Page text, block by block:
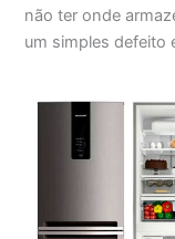
não ter onde
um simples defeito